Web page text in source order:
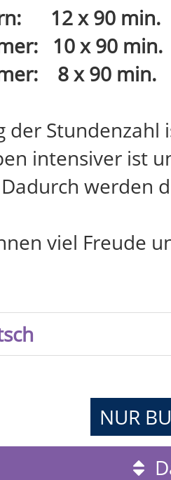
12 x 90 min.
10 x 90 min.
8 x 90 min.
der
intensiver ist
werden
viel Freude
NUR